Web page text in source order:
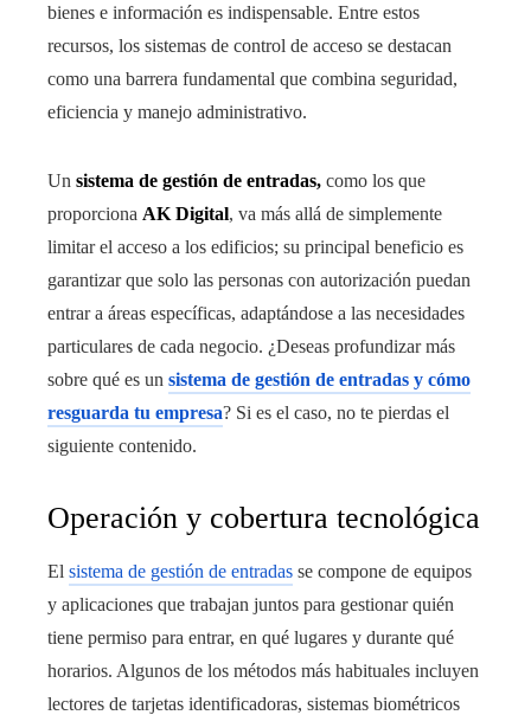
bienes e información es indispensable. Entre estos
recursos, los sistemas de control de acceso se destacan
como una barrera fundamental que combina seguridad,
eficiencia y manejo administrativo.
Un sistema de gestión de entradas, como los que
proporciona AK Digital, va más allá de simplemente
limitar el acceso a los edificios; su principal beneficio es
garantizar que solo las personas con autorización puedan
entrar a áreas específicas, adaptándose a las necesidades
particulares de cada negocio. ¿Deseas profundizar más
sobre qué es un sistema de gestión de entradas y cómo
resguarda tu empresa? Si es el caso, no te pierdas el
siguiente contenido.
Operación y cobertura tecnológica
El sistema de gestión de entradas se compone de equipos
y aplicaciones que trabajan juntos para gestionar quién
tiene permiso para entrar, en qué lugares y durante qué
horarios. Algunos de los métodos más habituales incluyen
lectores de tarjetas identificadoras, sistemas biométricos